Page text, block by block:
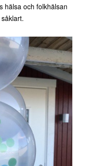
hälsa och folkhälsan